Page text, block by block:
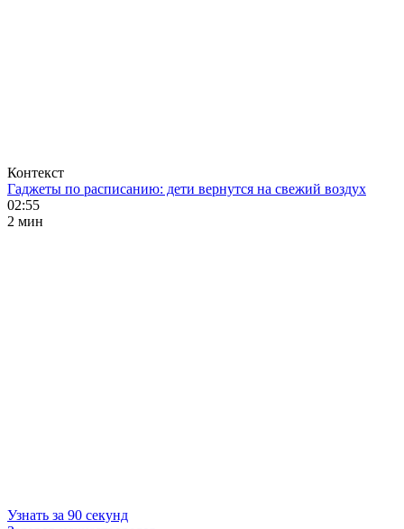
Контекст
Гаджеты по расписанию: дети вернутся на свежий воздух
02:55
2 мин
Узнать за 90 секунд